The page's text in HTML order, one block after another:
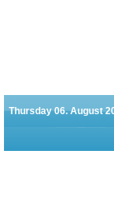
Thursday 06.